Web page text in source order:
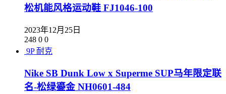
松机能风格运动鞋 FJ1046-100
2023年12月25日
248 0 0
9P 耐克
Nike SB Dunk Low x Superme SUP马年限定联
名-松绿鎏金 NH0601-484